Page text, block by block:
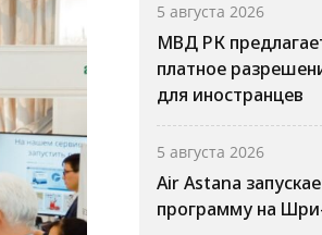
5 августа 2026
МВД РК
платное
для иностранцев
5 августа 2026
Air Astana
программу на